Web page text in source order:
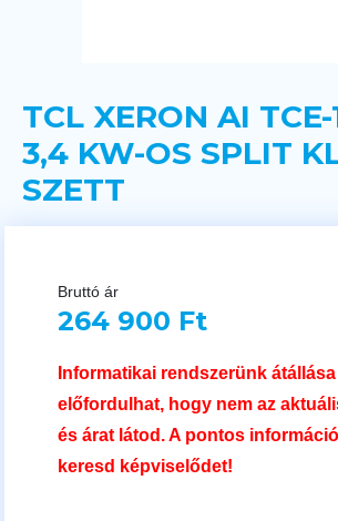
TCL XERON AI TCE-
3,4 KW-OS SPLIT
SZETT
Bruttó ár
264 900 Ft
Informatikai rendszerünk
előfordulhat, hogy nem az
és árat látod. A pontos
keresd képviselődet!